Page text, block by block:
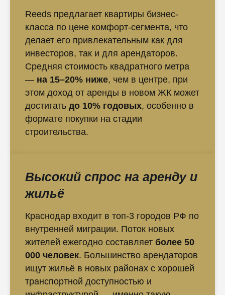
Reeds предлагает квартиры бизнес-
класса по цене комфорт-сегмента, что
делает его привлекательным как для
инвесторов, так и для арендаторов.
Средняя стоимость квадратного метра
— на 15–20% ниже, чем в центре, при
этом доход от аренды в новом ЖК может
достигать до 10% годовых, особенно в
формате покупки на стадии
строительства.
Высокий спрос на аренду и
жильё
Краснодар входит в топ-3 городов РФ по
внутренней миграции. Поток новых
жителей ежегодно составляет более 50
000 человек. Большинство арендаторов
ищут жильё в новых районах с хорошей
транспортной доступностью и